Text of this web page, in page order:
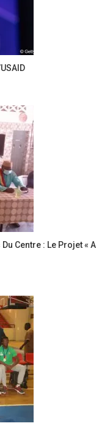
Centre : Le Projet « A